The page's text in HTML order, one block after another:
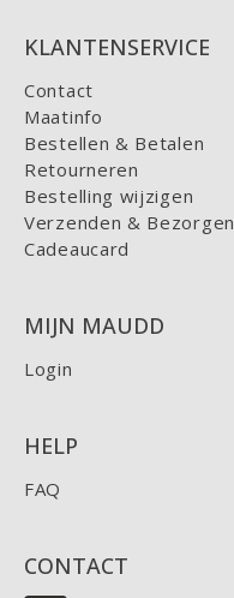
KLANTENSERVICE
Contact
Maatinfo
Bestellen & Betalen
Retourneren
Bestelling wijzigen
Verzenden & Bezorgen
Cadeaucard
MIJN MAUDD
Login
HELP
FAQ
CONTACT